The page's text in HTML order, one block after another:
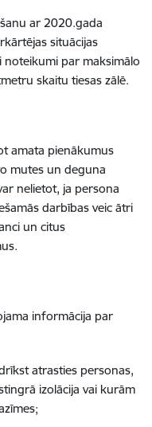
ar 2020.gada
situācijas
noteikumi par maksimālo
skaitu tiesas zālē.
amata pienākumus
mutes un deguna
nelietot, ja persona
darbības veic ātri
un citus
informācija par
atrasties personas,
izolācija vai kurām